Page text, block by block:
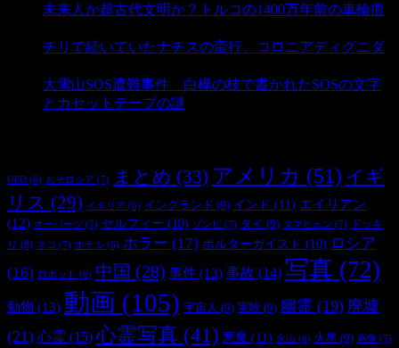
未来人か超古代文明か？トルコの1400万年前の車輪痕
チリで続いていたナチスの蛮行、コロニアディグニダ
大雪山SOS遭難事件 白樺の枝で書かれたSOSの文字
とカセットテープの謎
UFO (6) おそロシア (7) まとめ (33) アメリカ (51) イギ
リス (29) イタリア (6) イングランド (9) インド (11) エイリアン
(12) オーパーツ (7) セルフィー (10) ゾンビ (7) タイ (9) タマヒュン (7)
ドッキ
リ (8) ネコ (7) ホテル (6) ホラー (17) ポルターガイスト (10) ロシア
(16)
ロボット (6) 中国 (28) 事件 (13) 事故 (14) 写真 (72)
動物 (13) 動画 (105) 宇宙人 (9) 実験 (9) 幽霊 (19) 廃墟
(21) 心霊 (15) 心霊写真 (41) 悪魔 (11) 火山 (6) 火星 (9) 画像 (7)